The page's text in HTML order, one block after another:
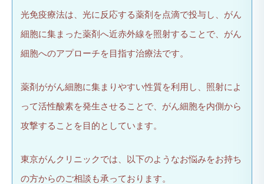
光免疫療法は、光に反応する薬剤を点滴で投与し、がん
細胞に集まった薬剤へ近赤外線を照射することで、がん
細胞へのアプローチを目指す治療法です。
薬剤ががん細胞に集まりやすい性質を利用し、照射によ
って活性酸素を発生させることで、がん細胞を内側から
攻撃することを目的としています。
東京がんクリニックでは、以下のようなお悩みをお持ち
の方からのご相談も承っております。